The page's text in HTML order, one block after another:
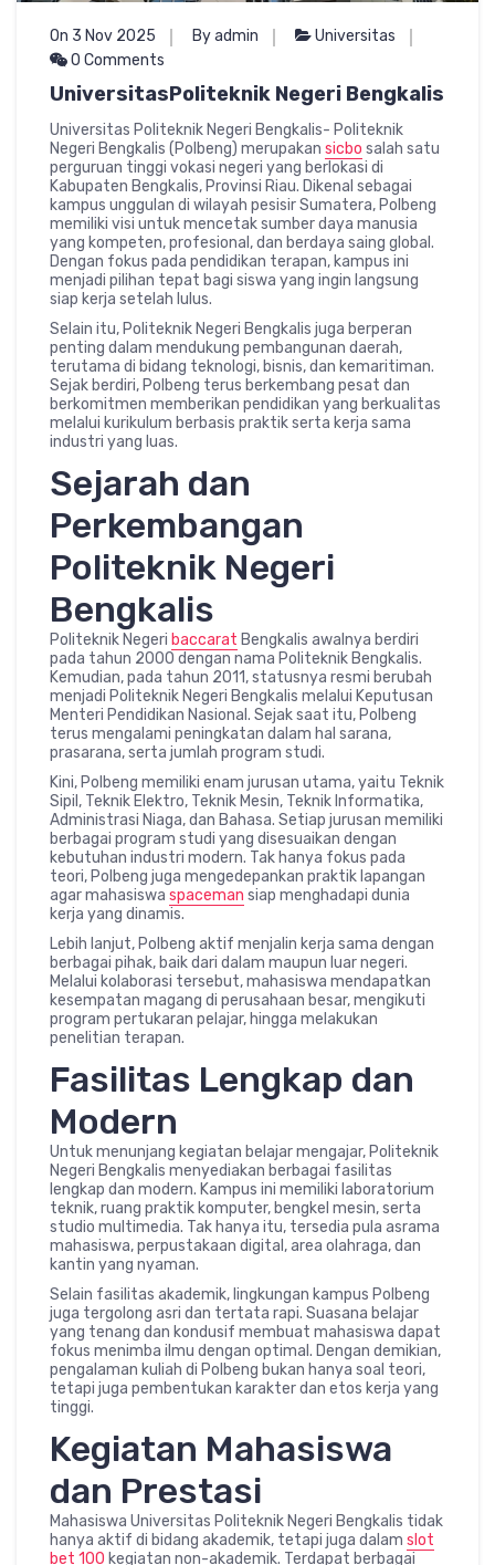
On 3 Nov 2025 By admin
Universitas
0 Comments
UniversitasPoliteknik Negeri Bengkalis
Universitas Politeknik Negeri Bengkalis- Politeknik
Negeri Bengkalis (Polbeng) merupakan sicbo salah satu
perguruan tinggi vokasi negeri yang berlokasi di
Kabupaten Bengkalis, Provinsi Riau. Dikenal sebagai
kampus unggulan di wilayah pesisir Sumatera, Polbeng
memiliki visi untuk mencetak sumber daya manusia
yang kompeten, profesional, dan berdaya saing global.
Dengan fokus pada pendidikan terapan, kampus ini
menjadi pilihan tepat bagi siswa yang ingin langsung
siap kerja setelah lulus.
Selain itu, Politeknik Negeri Bengkalis juga berperan
penting dalam mendukung pembangunan daerah,
terutama di bidang teknologi, bisnis, dan kemaritiman.
Sejak berdiri, Polbeng terus berkembang pesat dan
berkomitmen memberikan pendidikan yang berkualitas
melalui kurikulum berbasis praktik serta kerja sama
industri yang luas.
Sejarah dan
Perkembangan
Politeknik Negeri
Bengkalis
Politeknik Negeri baccarat Bengkalis awalnya berdiri
pada tahun 2000 dengan nama Politeknik Bengkalis.
Kemudian, pada tahun 2011, statusnya resmi berubah
menjadi Politeknik Negeri Bengkalis melalui Keputusan
Menteri Pendidikan Nasional. Sejak saat itu, Polbeng
terus mengalami peningkatan dalam hal sarana,
prasarana, serta jumlah program studi.
Kini, Polbeng memiliki enam jurusan utama, yaitu Teknik
Sipil, Teknik Elektro, Teknik Mesin, Teknik Informatika,
Administrasi Niaga, dan Bahasa. Setiap jurusan memiliki
berbagai program studi yang disesuaikan dengan
kebutuhan industri modern. Tak hanya fokus pada
teori, Polbeng juga mengedepankan praktik lapangan
agar mahasiswa spaceman siap menghadapi dunia
kerja yang dinamis.
Lebih lanjut, Polbeng aktif menjalin kerja sama dengan
berbagai pihak, baik dari dalam maupun luar negeri.
Melalui kolaborasi tersebut, mahasiswa mendapatkan
kesempatan magang di perusahaan besar, mengikuti
program pertukaran pelajar, hingga melakukan
penelitian terapan.
Fasilitas Lengkap dan
Modern
Untuk menunjang kegiatan belajar mengajar, Politeknik
Negeri Bengkalis menyediakan berbagai fasilitas
lengkap dan modern. Kampus ini memiliki laboratorium
teknik, ruang praktik komputer, bengkel mesin, serta
studio multimedia. Tak hanya itu, tersedia pula asrama
mahasiswa, perpustakaan digital, area olahraga, dan
kantin yang nyaman.
Selain fasilitas akademik, lingkungan kampus Polbeng
juga tergolong asri dan tertata rapi. Suasana belajar
yang tenang dan kondusif membuat mahasiswa dapat
fokus menimba ilmu dengan optimal. Dengan demikian,
pengalaman kuliah di Polbeng bukan hanya soal teori,
tetapi juga pembentukan karakter dan etos kerja yang
tinggi.
Kegiatan Mahasiswa
dan Prestasi
Mahasiswa Universitas Politeknik Negeri Bengkalis tidak
hanya aktif di bidang akademik, tetapi juga dalam slot
bet 100 kegiatan non-akademik. Terdapat berbagai